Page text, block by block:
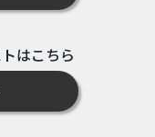
はこちら